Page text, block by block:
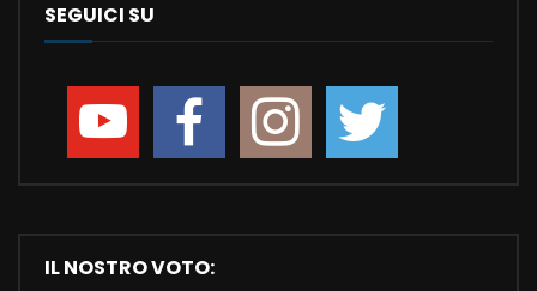
SEGUICI SU
IL NOSTRO VOTO: